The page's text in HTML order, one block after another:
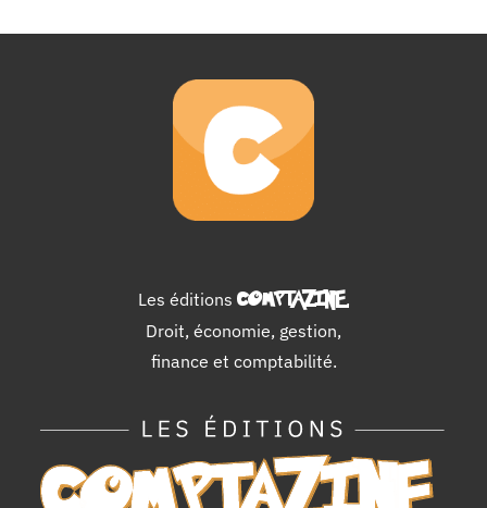
Les éditions COMPTAZINE.
Droit, économie, gestion,
finance et comptabilité.